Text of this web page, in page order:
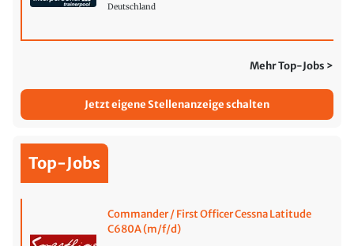
Deutschland
Mehr Top-Jobs >
Jetzt eigene Stellenanzeige schalten
Top-Jobs
Commander / First Officer Cessna Latitude
C680A (m/f/d)